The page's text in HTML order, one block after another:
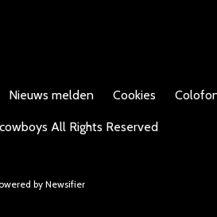
Nieuws melden Cookies
All Rights Reserved
by Newsifier